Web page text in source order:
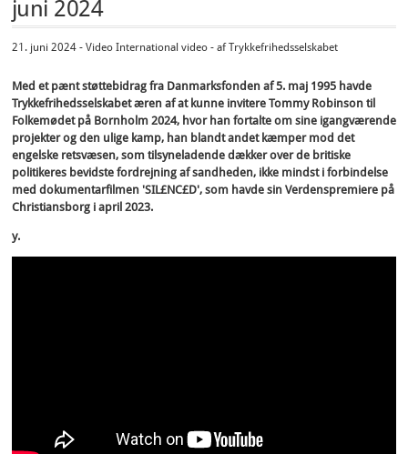
juni 2024
21. juni 2024 - Video International video - af Trykkefrihedsselskabet
Med et pænt støttebidrag fra Danmarksfonden af 5. maj 1995 havde
Trykkefrihedsselskabet æren af at kunne invitere Tommy Robinson til
Folkemødet på Bornholm 2024, hvor han fortalte om sine igangværende
projekter og den ulige kamp, han blandt andet kæmper mod det
engelske retsvæsen, som tilsyneladende dækker over de britiske
politikeres bevidste fordrejning af sandheden, ikke mindst i forbindelse
med dokumentarfilmen 'SIL£NC£D', som havde sin Verdenspremiere på
Christiansborg i april 2023.
y.